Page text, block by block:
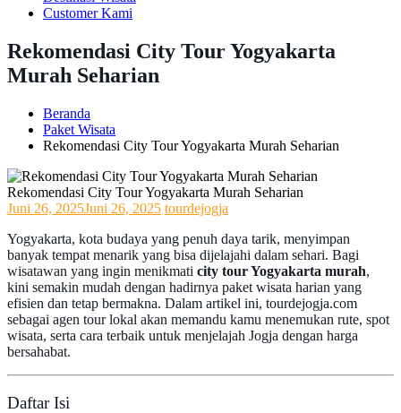
Customer Kami
Rekomendasi City Tour Yogyakarta
Murah Seharian
Beranda
Paket Wisata
Rekomendasi City Tour Yogyakarta Murah Seharian
Rekomendasi City Tour Yogyakarta Murah Seharian
Juni 26, 2025Juni 26, 2025 tourdejogja
Yogyakarta, kota budaya yang penuh daya tarik, menyimpan
banyak tempat menarik yang bisa dijelajahi dalam sehari. Bagi
wisatawan yang ingin menikmati city tour Yogyakarta murah,
kini semakin mudah dengan hadirnya paket wisata harian yang
efisien dan tetap bermakna. Dalam artikel ini, tourdejogja.com
sebagai agen tour lokal akan memandu kamu menemukan rute, spot
wisata, serta cara terbaik untuk menjelajah Jogja dengan harga
bersahabat.
Daftar Isi